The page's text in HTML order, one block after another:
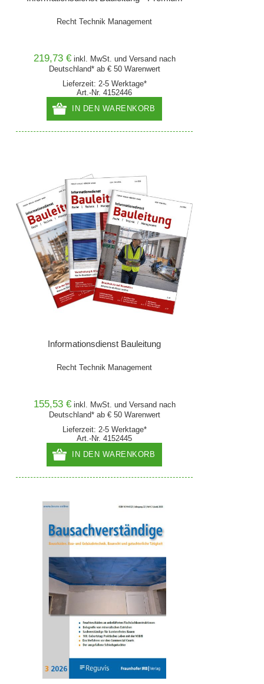
Recht Technik Management
219,73 € inkl. MwSt. und Versand nach
Deutschland* ab € 50 Warenwert
Lieferzeit: 2-5 Werktage*
Art.-Nr. 4152446
IN DEN WARENKORB
Informationsdienst Bauleitung
Recht Technik Management
155,53 € inkl. MwSt. und Versand nach
Deutschland* ab € 50 Warenwert
Lieferzeit: 2-5 Werktage*
Art.-Nr. 4152445
IN DEN WARENKORB